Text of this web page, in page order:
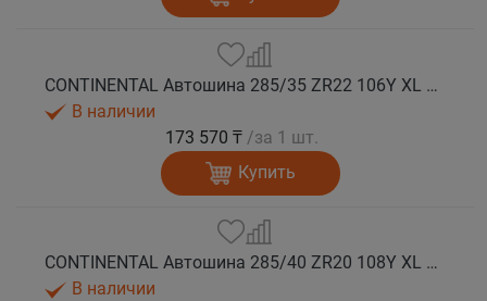
CONTINENTAL Автошина 285/35 ZR22 106Y XL FR SportContact 7 лето
В наличии
173 570 ₸ /за 1 шт.
Купить
CONTINENTAL Автошина 285/40 ZR20 108Y XL FR SportContact 7 лето
В наличии